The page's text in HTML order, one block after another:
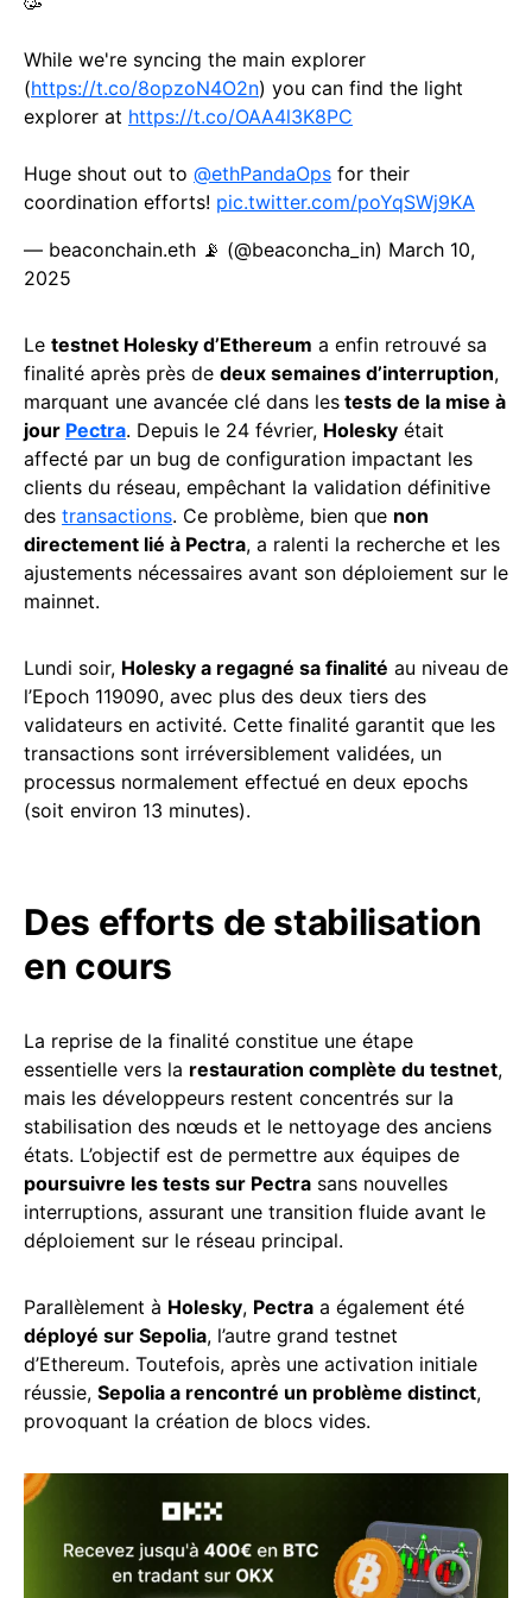
While we're syncing the main explorer
(https://t.co/8opzoN4O2n) you can find the light
explorer at https://t.co/OAA4l3K8PC
Huge shout out to @ethPandaOps for their
coordination efforts! pic.twitter.com/poYqSWj9KA
— beaconchain.eth 📡 (@beaconcha_in) March 10,
2025
Le testnet Holesky d’Ethereum a enfin retrouvé sa
finalité après près de deux semaines d’interruption,
marquant une avancée clé dans les tests de la mise à
jour Pectra. Depuis le 24 février, Holesky était
affecté par un bug de configuration impactant les
clients du réseau, empêchant la validation définitive
des transactions. Ce problème, bien que non
directement lié à Pectra, a ralenti la recherche et les
ajustements nécessaires avant son déploiement sur le
mainnet.
Lundi soir, Holesky a regagné sa finalité au niveau de
l’Epoch 119090, avec plus des deux tiers des
validateurs en activité. Cette finalité garantit que les
transactions sont irréversiblement validées, un
processus normalement effectué en deux epochs
(soit environ 13 minutes).
Des efforts de stabilisation
en cours
La reprise de la finalité constitue une étape
essentielle vers la restauration complète du testnet,
mais les développeurs restent concentrés sur la
stabilisation des nœuds et le nettoyage des anciens
états. L’objectif est de permettre aux équipes de
poursuivre les tests sur Pectra sans nouvelles
interruptions, assurant une transition fluide avant le
déploiement sur le réseau principal.
Parallèlement à Holesky, Pectra a également été
déployé sur Sepolia, l’autre grand testnet
d’Ethereum. Toutefois, après une activation initiale
réussie, Sepolia a rencontré un problème distinct,
provoquant la création de blocs vides.